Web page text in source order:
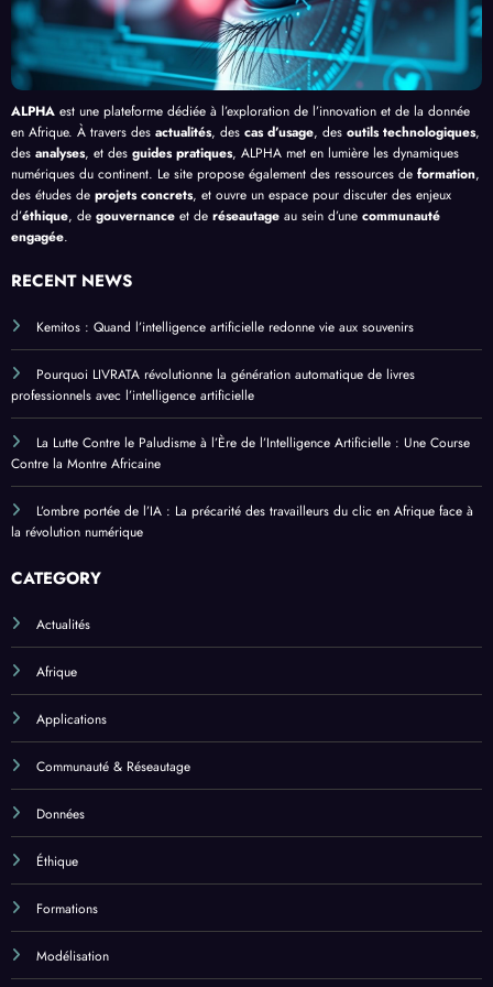
ALPHA est une plateforme dédiée à l’exploration de l’innovation et de la donnée
en Afrique. À travers des actualités, des cas d’usage, des outils technologiques,
des analyses, et des guides pratiques, ALPHA met en lumière les dynamiques
numériques du continent. Le site propose également des ressources de formation,
des études de projets concrets, et ouvre un espace pour discuter des enjeux
d’éthique, de gouvernance et de réseautage au sein d’une communauté
engagée.
RECENT NEWS
Kemitos : Quand l’intelligence artificielle redonne vie aux souvenirs
Pourquoi LIVRATA révolutionne la génération automatique de livres
professionnels avec l’intelligence artificielle
La Lutte Contre le Paludisme à l’Ère de l’Intelligence Artificielle : Une Course
Contre la Montre Africaine
L’ombre portée de l’IA : La précarité des travailleurs du clic en Afrique face à
la révolution numérique
CATEGORY
Actualités
Afrique
Applications
Communauté & Réseautage
Données
Éthique
Formations
Modélisation